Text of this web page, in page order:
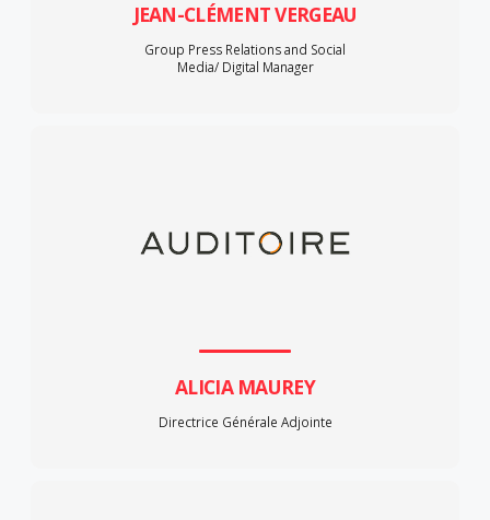
JEAN-CLÉMENT VERGEAU
Group Press Relations and Social
Media/ Digital Manager
ALICIA MAUREY
Directrice Générale Adjointe